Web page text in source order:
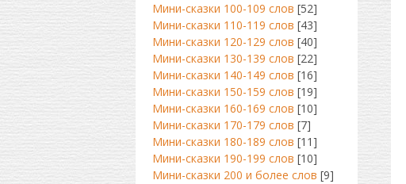
Мини-сказки 100-109 слов [52]
Мини-сказки 110-119 слов [43]
Мини-сказки 120-129 слов [40]
Мини-сказки 130-139 слов [22]
Мини-сказки 140-149 слов [16]
Мини-сказки 150-159 слов [19]
Мини-сказки 160-169 слов [10]
Мини-сказки 170-179 слов [7]
Мини-сказки 180-189 слов [11]
Мини-сказки 190-199 слов [10]
Мини-сказки 200 и более слов [9]